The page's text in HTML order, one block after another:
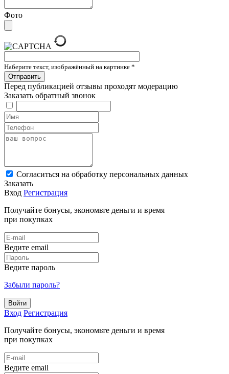
Фото
Наберите текст, изображённый на картинке *
Перед публикацией отзывы проходят модерацию
Заказать обратный звонок
Cогласиться на обработку персональных данных
Заказать
Вход Регистрация
Получайте бонусы, экономьте деньги и время
при покупках
Ведите email
Ведите пароль
Забыли пароль?
Войти
Вход Регистрация
Получайте бонусы, экономьте деньги и время
при покупках
Ведите email